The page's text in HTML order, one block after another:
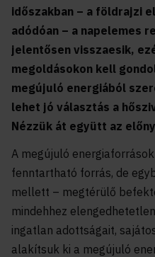
időszakban – a földrajzi
adódóan – a napelemes
jelentősen visszaesik,
megoldásokon kell
megújuló energiából
lehet jó választás a
Nézzük át együtt az
A megújuló
fenntartható forrás, de
mellett – megtérülő
mindehhez
ingatlan adottságait,
alakítsuk ki a megújuló